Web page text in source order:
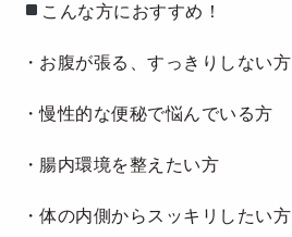
こんな方におすすめ！
・お腹が張る、すっきりしない方
・慢性的な便秘で悩んでいる方
・腸内環境を整えたい方
・体の内側からスッキリしたい方